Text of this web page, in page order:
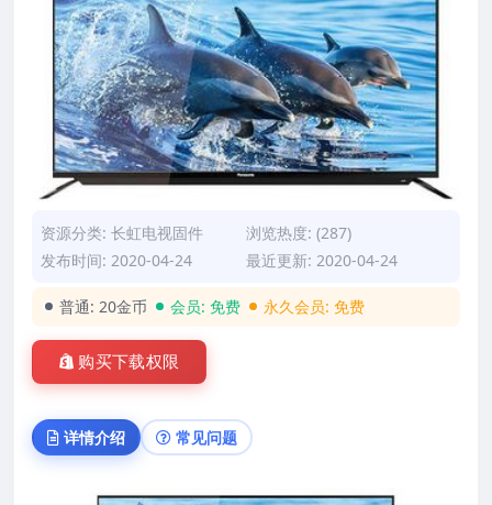
资源分类: 长虹电视固件
浏览热度: (287)
发布时间: 2020-04-24
最近更新: 2020-04-24
普通: 20金币 会员: 免费 永久会员: 免费
购买下载权限
详情介绍 常见问题